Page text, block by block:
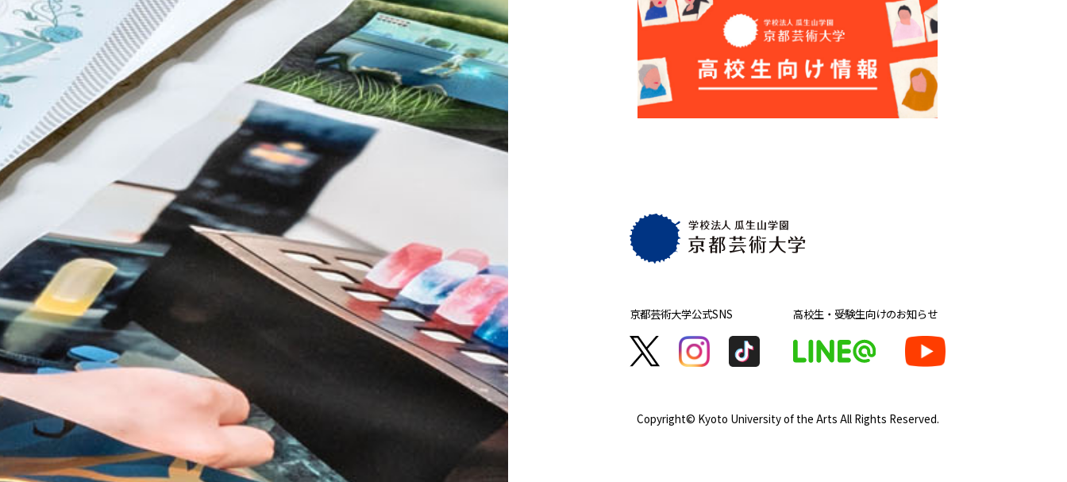
京都芸術大学公式SNS 高校生・受験生向けのお知らせ
Copyright© Kyoto University of the Arts All Rights Reserved.